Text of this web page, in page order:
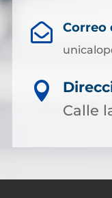
 Correo

Calle